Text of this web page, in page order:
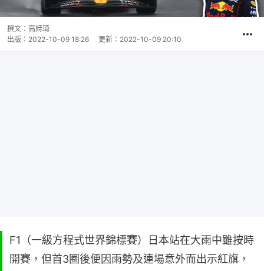
撰文： 高詩琦
出版： 2022-10-09 18:26 更新： 2022-10-09 20:10
F1（一級方程式世界錦標賽）日本站在大雨中雖按時
開賽，但首3圈後便因雨勢及連場意外而出示紅旗，